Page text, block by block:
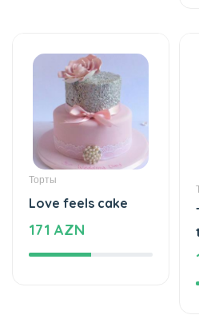
Love feels cake
171 AZN